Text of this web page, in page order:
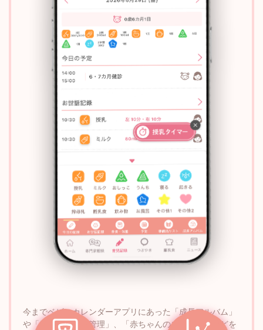
今までベビーカレンダーアプリにあった「成長アルバム」
や「妊娠中の体重管理」、「赤ちゃんの成長記録」などを